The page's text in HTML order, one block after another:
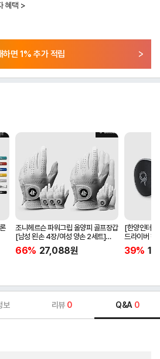
혜택 >
하면 1% 추가 적립
조니헤르슨 파워그립 올양피 골프장갑
[남성 왼손 4장/여성 양손 2세트]
[화이트][케이스포함]
66% 27,088원
[한양인터
드라이버 헤
[HD-302]
39%
보 리뷰 0 Q&A 0